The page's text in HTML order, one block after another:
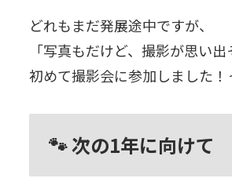
どれもまだ発展途中ですが、
「写真もだけど、撮影が思い
初めて撮影会に参加しました！
🐾 次の1年に向けて